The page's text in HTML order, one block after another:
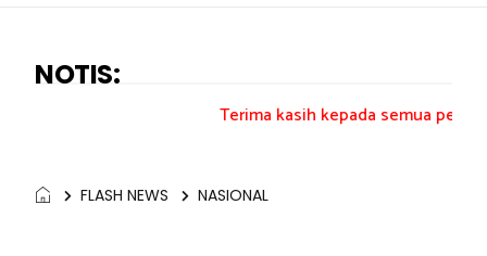
NOTIS:
Terima kasih kepada semua pengundi.......
FLASH NEWS NASIONAL